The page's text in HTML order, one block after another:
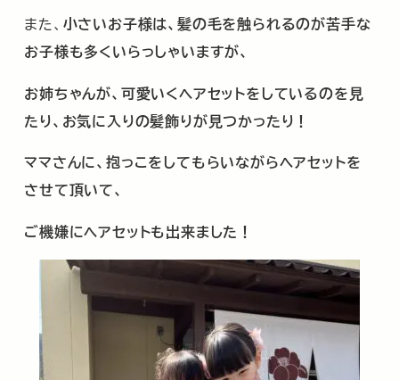
また、 小さいお子様は、髪の毛を触られるのが苦手な
お子様も多くいらっしゃいますが、
お姉ちゃんが、可愛いくヘアセットをしているのを見
たり、お気に入りの髪飾りが見つかったり！
ママさんに、抱っこをしてもらいながらヘアセットを
させて頂いて、
ご機嫌にヘアセットも出来ました！